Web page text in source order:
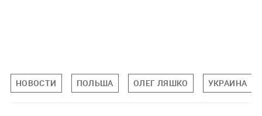
НОВОСТИ ПОЛЬША ОЛЕГ ЛЯШКО УКРАИНА